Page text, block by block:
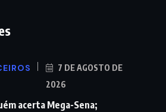
7 DE AGOSTO DE
2026
acerta Mega-Sena;